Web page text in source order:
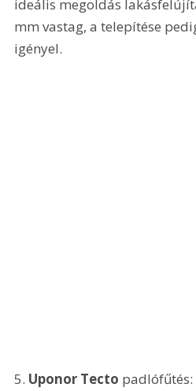
ideális megoldás
mm vastag, a telepítése
igényel.
5. Uponor Tecto